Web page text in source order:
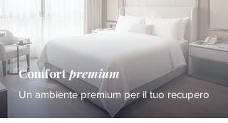
Comfortpremium
Un ambiente premium per il tuo recupero